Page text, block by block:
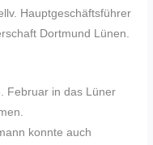
Hauptgeschäftsführer
Dortmund Lünen.
Februar in das Lüner
konnte auch